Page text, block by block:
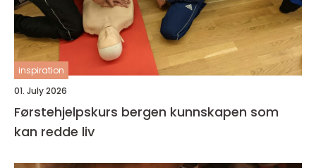
inspiration
01. July 2026
Førstehjelpskurs bergen kunnskapen som
kan redde liv